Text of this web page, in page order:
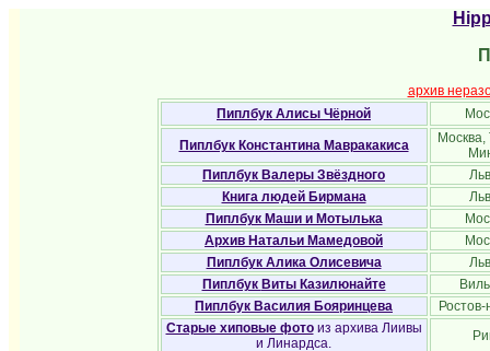
архив
Пиплбук Алисы Чёрной
Пиплбук Константина Мавракакиса
Москва,
Пиплбук Валеры Звёздного
Книга людей Бирмана
Пиплбук Маши и Мотылька
Архив Натальи Мамедовой
Пиплбук Алика Олисевича
Пиплбук Виты Казилюнайте
Пиплбук Василия Бояринцева
Старые хиповые фотоиз архива Лиивы
и Линардса.